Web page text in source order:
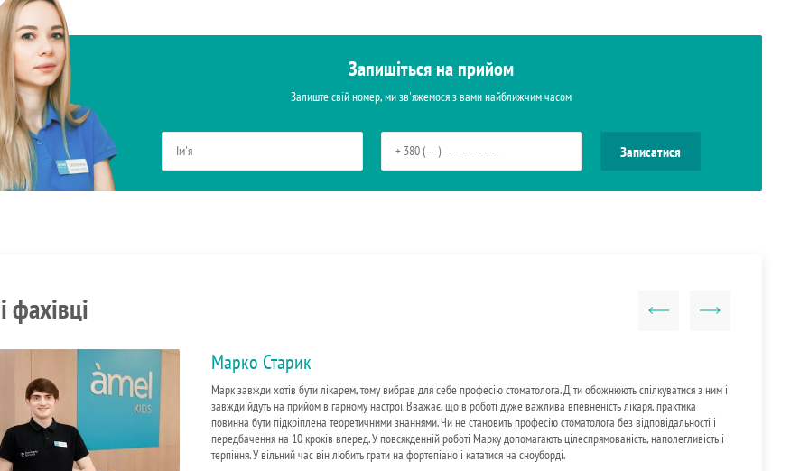
Запишіться на прийом
Залиште свій номер, ми зв'яжемося з вами найближчим часом
фахівці
Марко Старик
Марк завжди хотів бути лікарем, тому вибрав для себе професію стоматолога. Діти обожнюють спілкуватися з ним і
завжди йдуть на прийом в гарному настрої. Вважає, що в роботі дуже важлива впевненість лікаря, практика
повинна бути підкріплена теоретичними знаннями. Чи не становить професію стоматолога без відповідальності і
передбачення на 10 кроків вперед. У повсякденній роботі Марку допомагають цілеспрямованість, наполегливість і
терпіння. У вільний час він любить грати на фортепіано і кататися на сноуборді.